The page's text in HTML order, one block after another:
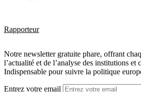
Rapporteur
Notre newsletter gratuite phare, offrant
l’actualité et de l’analyse des institutions et
Indispensable pour suivre la politique
Entrez votre email